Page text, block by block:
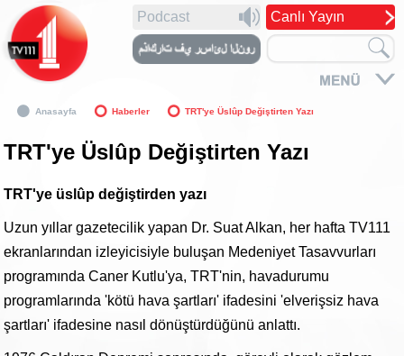
Canlı Yayın
Podcast
Anasayfa Haberler TRT'ye Üslûp Değiştirten Yazı
TRT'ye Üslûp Değiştirten Yazı
TRT'ye üslûp değiştirden yazı
Uzun yıllar gazetecilik yapan Dr. Suat Alkan, her hafta TV111
ekranlarından izleyicisiyle buluşan Medeniyet Tasavvurları
programında Caner Kutlu'ya, TRT'nin, havadurumu
programlarında 'kötü hava şartları' ifadesini 'elverişsiz hava
şartları' ifadesine nasıl dönüştürdüğünü anlattı.